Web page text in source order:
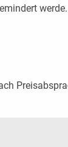
werde.